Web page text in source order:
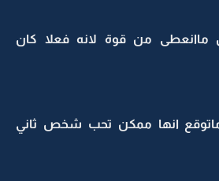
ماانعطى من قوة لانه فعلا كان
انها ممكن تحب شخص ثاني